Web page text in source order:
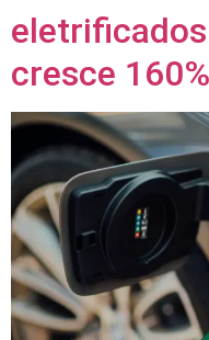
cresce